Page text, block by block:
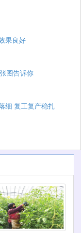
果良好
图告诉你
细 复工复产稳扎